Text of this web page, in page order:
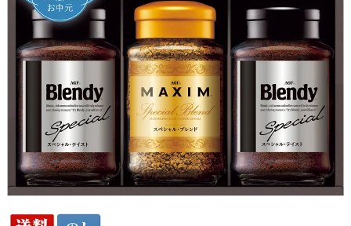
贈る相手から選ぶ